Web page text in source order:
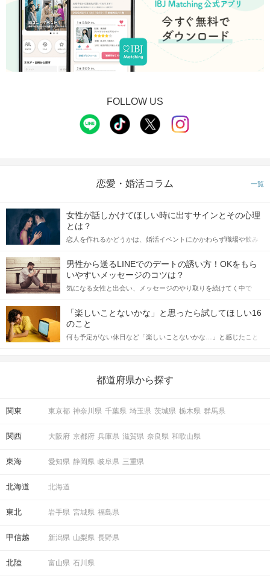
FOLLOW US
恋愛・婚活コラム 一覧
女性が話しかけてほしい時に出すサインとその心理
とは？
恋人を作れるかどうかは、婚活イベントにかかわらず職場や飲み
てアプローチできるかにも左右されます。 これから恋人作りを本
格的に始めようとしている方は、女性が異性を求めて出すサイン
をしっかりと理解し、正しい行動に移せるかどうかが重要。 この
記事では、女性が話しかけて欲しい時に出すサインとその心理を
合にどのような行動に繋げるべきかをご紹介していきます。
男性から送るLINEでのデートの誘い方！OKをもら
いやすいメッセージのコツは？
気になる女性と出会い、メッセージのやり取りを続けてく中で
しかし、中には「どう誘ったらいいの？」とお困りの男性もいら
っしゃるのではないでしょうか。 そこで今回は、男性から女性へ
送るLINEでのデートの誘い方のコツをご紹介します。例文も混じ
えながら解説するので、ぜひ参考にしてください。
「楽しいことないかな」と思ったら試してほしい16
のこと
何も予定がない休日など「楽しいことないかな…」と感じたこと
の楽しいことアイデアを集めました♪ いままさに楽しいことを探し
都道府県から探す
関東 東京都 神奈川県 千葉県 埼玉県 茨城県 栃木県 群馬県
関西 大阪府 京都府 兵庫県 滋賀県 奈良県 和歌山県
東海 愛知県 静岡県 岐阜県 三重県
北海道 北海道
東北 岩手県 宮城県 福島県
甲信越 新潟県 山梨県 長野県
北陸 富山県 石川県